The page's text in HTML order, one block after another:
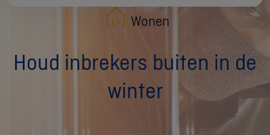
Wonen
Houd inbrekers buiten in de
winter